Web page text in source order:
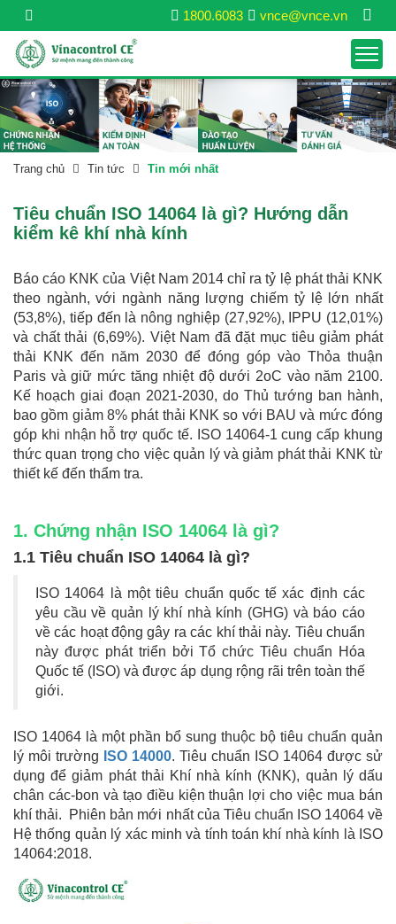
vnce@vnce.vn
1800.6083
Trang chủ Tin tức Tin mới nhất
Tiêu chuẩn ISO 14064 là gì? Hướng dẫn
kiểm kê khí nhà kính
Báo cáo KNK của Việt Nam 2014 chỉ ra tỷ lệ phát thải KNK
theo ngành, với ngành năng lượng chiếm tỷ lệ lớn nhất
(53,8%), tiếp đến là nông nghiệp (27,92%), IPPU (12,01%)
và chất thải (6,69%). Việt Nam đã đặt mục tiêu giảm phát
thải KNK đến năm 2030 để đóng góp vào Thỏa thuận
Paris và giữ mức tăng nhiệt độ dưới 2oC vào năm 2100.
Kế hoạch giai đoạn 2021-2030, do Thủ tướng ban hành,
bao gồm giảm 8% phát thải KNK so với BAU và mức đóng
góp khi nhận hỗ trợ quốc tế. ISO 14064-1 cung cấp khung
thức quan trọng cho việc quản lý và giảm phát thải KNK từ
thiết kế đến thẩm tra.
1. Chứng nhận ISO 14064 là gì?
1.1 Tiêu chuẩn ISO 14064 là gì?
ISO 14064 là một tiêu chuẩn quốc tế xác định các
yêu cầu về quản lý khí nhà kính (GHG) và báo cáo
về các hoạt động gây ra các khí thải này. Tiêu chuẩn
này được phát triển bởi Tổ chức Tiêu chuẩn Hóa
Quốc tế (ISO) và được áp dụng rộng rãi trên toàn thế
giới.
ISO 14064 là một phần bổ sung thuộc bộ tiêu chuẩn quản
lý môi trường ISO 14000. Tiêu chuẩn ISO 14064 được sử
dụng để giảm phát thải Khí nhà kính (KNK), quản lý dấu
chân các-bon và tạo điều kiện thuận lợi cho việc mua bán
khí thải. Phiên bản mới nhất của Tiêu chuẩn ISO 14064 về
Hệ thống quản lý xác minh và tính toán khí nhà kính là ISO
14064:2018.